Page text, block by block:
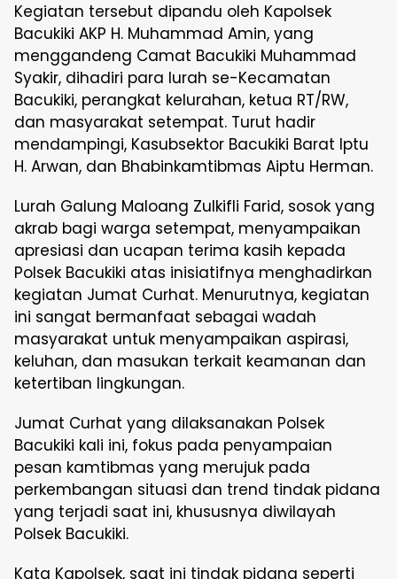
Kegiatan tersebut dipandu oleh Kapolsek
Bacukiki AKP H. Muhammad Amin, yang
menggandeng Camat Bacukiki Muhammad
Syakir, dihadiri para lurah se-Kecamatan
Bacukiki, perangkat kelurahan, ketua RT/RW,
dan masyarakat setempat. Turut hadir
mendampingi, Kasubsektor Bacukiki Barat Iptu
H. Arwan, dan Bhabinkamtibmas Aiptu Herman.
Lurah Galung Maloang Zulkifli Farid, sosok yang
akrab bagi warga setempat, menyampaikan
apresiasi dan ucapan terima kasih kepada
Polsek Bacukiki atas inisiatifnya menghadirkan
kegiatan Jumat Curhat. Menurutnya, kegiatan
ini sangat bermanfaat sebagai wadah
masyarakat untuk menyampaikan aspirasi,
keluhan, dan masukan terkait keamanan dan
ketertiban lingkungan.
Jumat Curhat yang dilaksanakan Polsek
Bacukiki kali ini, fokus pada penyampaian
pesan kamtibmas yang merujuk pada
perkembangan situasi dan trend tindak pidana
yang terjadi saat ini, khususnya diwilayah
Polsek Bacukiki.
Kata Kapolsek, saat ini tindak pidana seperti